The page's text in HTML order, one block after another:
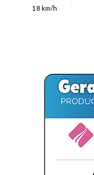
18 km/h